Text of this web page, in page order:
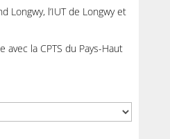
Longwy, l’IUT de Longwy et
avec la CPTS du Pays-Haut